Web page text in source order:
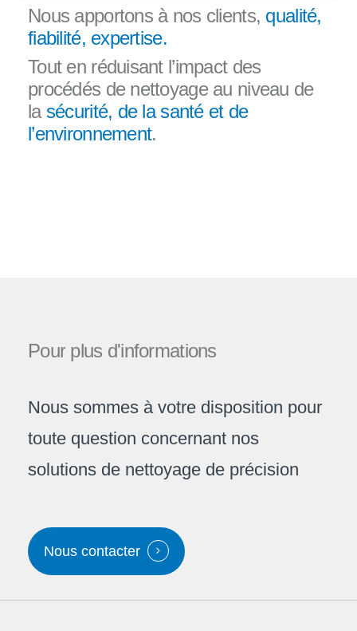
Nous apportons à nos clients, qualité,
fiabilité, expertise.
Tout en réduisant l’impact des
procédés de nettoyage au niveau de
la sécurité, de la santé et de
l’environnement.
Pour plus d'informations
Nous sommes à votre disposition pour
toute question concernant nos
solutions de nettoyage de précision
Nous contacter